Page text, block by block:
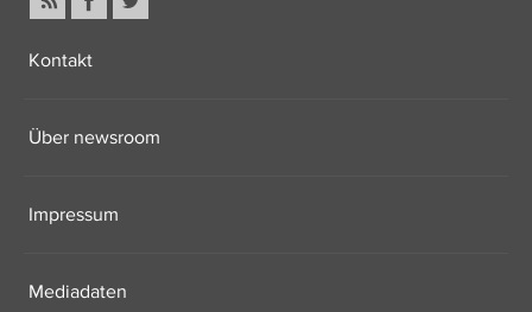
Kontakt
Über newsroom
Impressum
Mediadaten